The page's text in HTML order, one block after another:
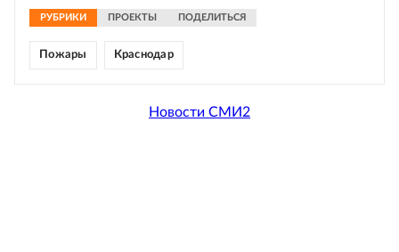
РУБРИКИ ПРОЕКТЫ ПОДЕЛИТЬСЯ
Пожары Краснодар
Новости СМИ2